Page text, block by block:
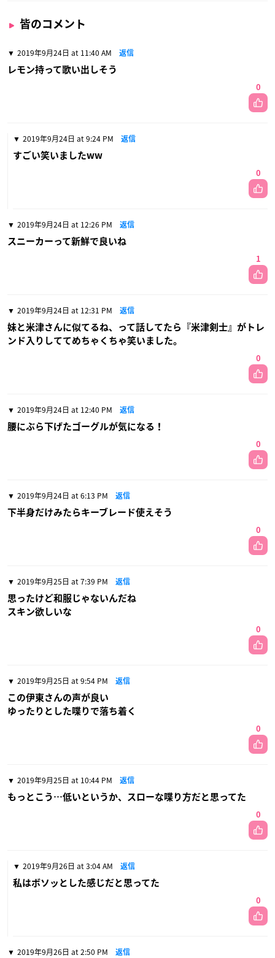
皆のコメント
2019年9月24日 at 11:40 AM 返信
レモン持って歌い出しそう
0
2019年9月24日 at 9:24 PM 返信
すごい笑いましたww
0
2019年9月24日 at 12:26 PM 返信
スニーカーって新鮮で良いね
1
2019年9月24日 at 12:31 PM 返信
妹と米津さんに似てるね、って話してたら『米津剣士』がトレ
ンド入りしててめちゃくちゃ笑いました。
0
2019年9月24日 at 12:40 PM 返信
腰にぶら下げたゴーグルが気になる！
0
2019年9月24日 at 6:13 PM 返信
下半身だけみたらキーブレード使えそう
0
2019年9月25日 at 7:39 PM 返信
思ったけど和服じゃないんだね
スキン欲しいな
0
2019年9月25日 at 9:54 PM 返信
この伊東さんの声が良い
ゆったりとした喋りで落ち着く
0
2019年9月25日 at 10:44 PM 返信
もっとこう…低いというか、スローな喋り方だと思ってた
0
2019年9月26日 at 3:04 AM 返信
私はボソッとした感じだと思ってた
0
2019年9月26日 at 2:50 PM 返信